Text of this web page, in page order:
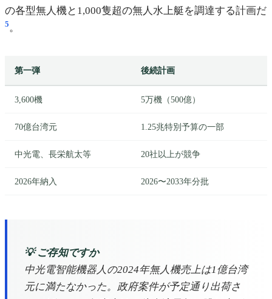
の各型無人機と1,000隻超の無人水上艇を調達する計画だ
5。
第一弾 後続計画
3,600機 5万機（500億）
70億台湾元 1.25兆特別予算の一部
中光電、長栄航太等 20社以上が競争
2026年納入 2026〜2033年分批
💡 ご存知ですか
中光電智能機器人の2024年無人機売上は1億台湾
元に満たなかった。政府案件が予定通り出荷さ